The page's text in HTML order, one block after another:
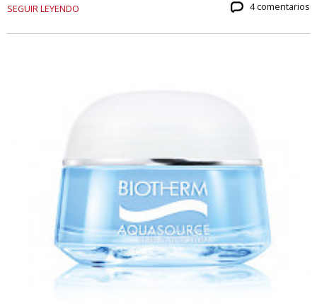
SEGUIR LEYENDO 4 comentarios